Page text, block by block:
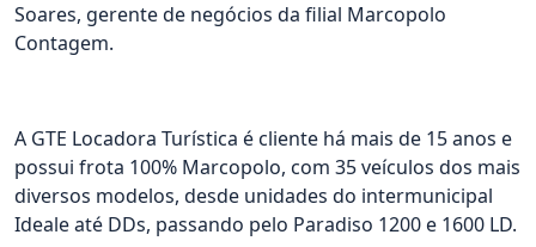
Soares, gerente de negócios da filial Marcopolo
Contagem.
A GTE Locadora Turística é cliente há mais de 15 anos e
possui frota 100% Marcopolo, com 35 veículos dos mais
diversos modelos, desde unidades do intermunicipal
Ideale até DDs, passando pelo Paradiso 1200 e 1600 LD.